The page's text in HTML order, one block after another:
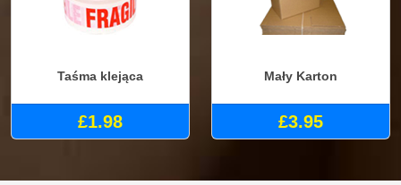
Taśma klejąca
£1.98
Mały Karton
£3.95